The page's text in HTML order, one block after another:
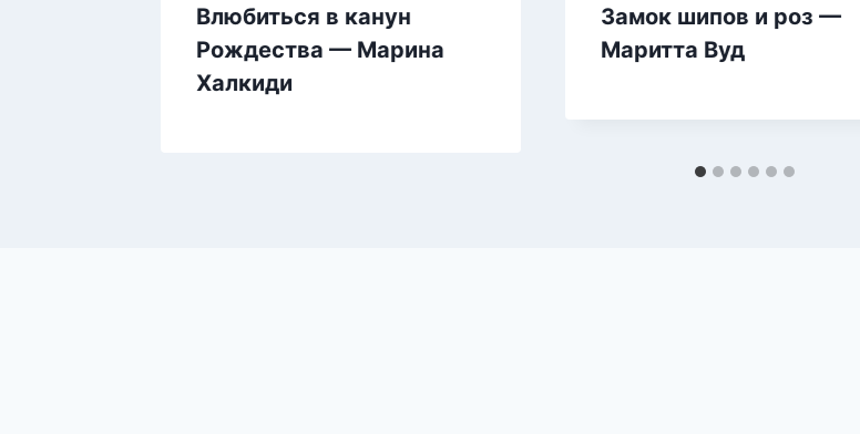
Влюбиться в канун
Рождества — Марина
Халкиди
Замок шипов и роз —
Маритта Вуд